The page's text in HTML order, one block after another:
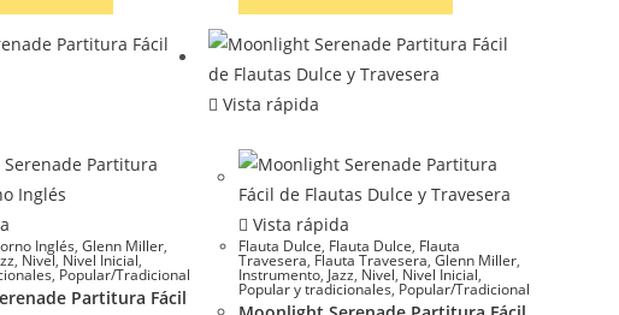
Inglés, Glenn Miller,
, Nivel, Nivel Inicial,
, Popular/Tradicional
Partitura Fácil
Vista rápida
Vista rápida
Flauta Dulce, Flauta Dulce, Flauta
Travesera, Flauta Travesera, Glenn Miller,
Instrumento, Jazz, Nivel, Nivel Inicial,
Popular y tradicionales, Popular/Tradicional